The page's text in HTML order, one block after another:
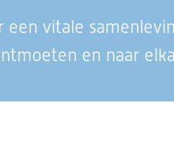
vitale
en naar